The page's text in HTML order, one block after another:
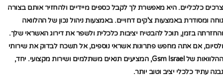
צרכים כלכליים. היא מאפשרת לך לקבל כספים מיידיים ולהחזיר אותם בצורה
נוחה ומסודרת באמצעות צ'קים דחויים. באמצעות ניהול נכון של ההלוואה
והחזרתה בזמן, תוכל להבטיח יציבות כלכלית ולשפר את דירוג האשראי שלך.
ולסיום, אם אתה מחפש פתרונות אשראי נוספים, אל תשכח לבדוק את שירותי
ההלוואות של Gsm Israel, המציעים תנאים משתלמים ושירות מקצועי. יחד,
נבנה עתיד כלכלי יציב וטוב יותר.